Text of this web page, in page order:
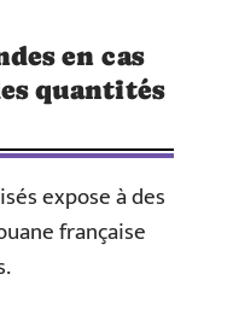
en cas
quantités
expose à des
française